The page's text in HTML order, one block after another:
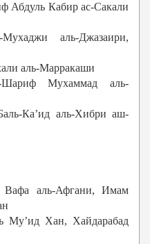
Кабир ас-Сакали
аль-Джазаири,
аль-Марракаши
Мухаммад аль-
Ка’ид аль-Хибри аш-
аль-Афгани, Имам
Му’ид Хан, Хайдарабад